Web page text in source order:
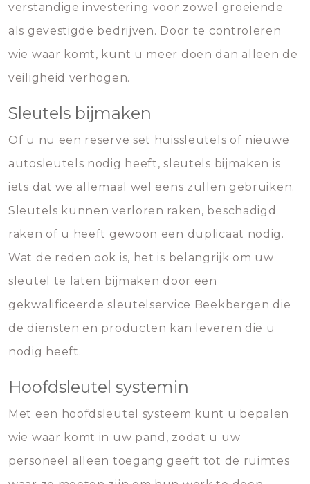
verstandige investering voor zowel groeiende
als gevestigde bedrijven. Door te controleren
wie waar komt, kunt u meer doen dan alleen de
veiligheid verhogen.
Sleutels bijmaken
Of u nu een reserve set huissleutels of nieuwe
autosleutels nodig heeft, sleutels bijmaken is
iets dat we allemaal wel eens zullen gebruiken.
Sleutels kunnen verloren raken, beschadigd
raken of u heeft gewoon een duplicaat nodig.
Wat de reden ook is, het is belangrijk om uw
sleutel te laten bijmaken door een
gekwalificeerde sleutelservice Beekbergen die
de diensten en producten kan leveren die u
nodig heeft.
Hoofdsleutel systemin
Met een hoofdsleutel systeem kunt u bepalen
wie waar komt in uw pand, zodat u uw
personeel alleen toegang geeft tot de ruimtes